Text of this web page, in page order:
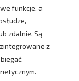
funkcje, a
zdalnie. Są
z